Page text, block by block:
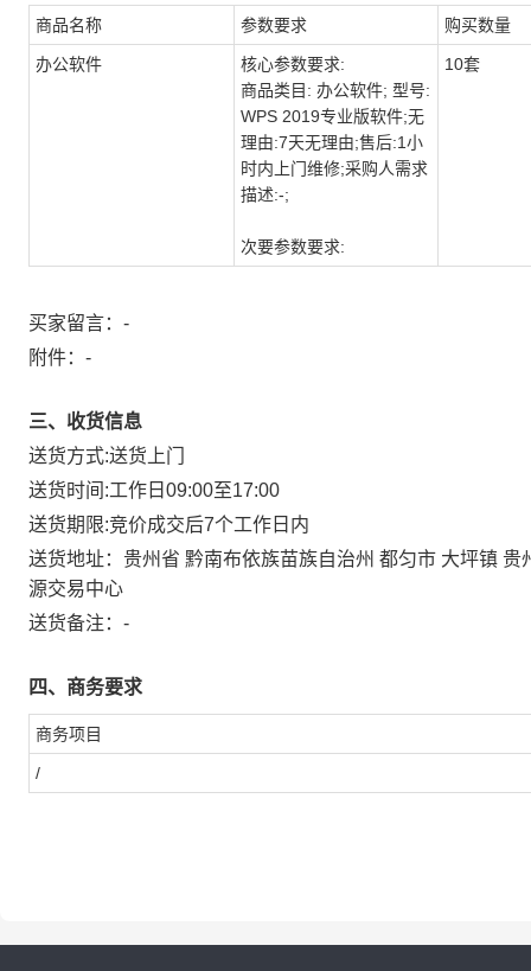
商品名称 参数要求 购买数量
办公软件
核心参数要求:
商品类目: 办公软件; 型号:
WPS 2019专业版软件;无
理由:7天无理由;售后:1小
时内上门维修;采购人需求
描述:-;
次要参数要求:
10套
买家留言：-
附件： -
三、收货信息
送货方式:送货上门
送货时间:工作日09:00至17:00
送货期限:竞价成交后7个工作日内
送货地址： 贵州省 黔南布依族苗族自治州 都匀市 大坪镇
源交易中心
送货备注： -
四、商务要求
商务项目
/